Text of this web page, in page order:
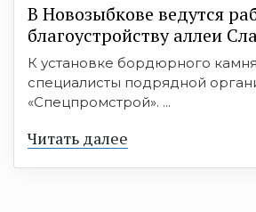
В Новозыбкове ведутся
благоустройству аллеи
К установке бордюрного
специалисты подрядной
«Спецпромстрой». ...
Читать далее